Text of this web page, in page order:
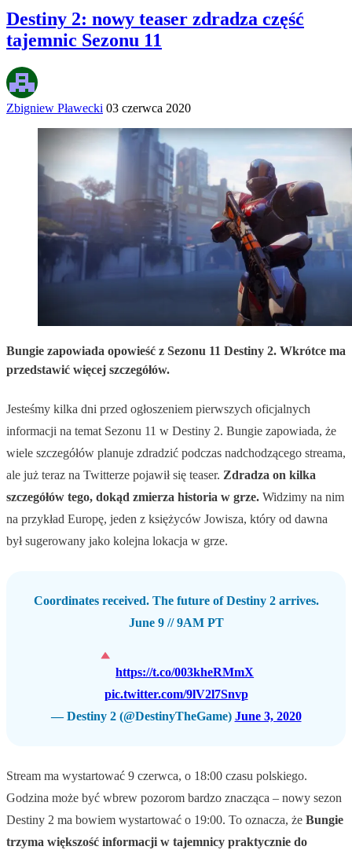
Destiny 2: nowy teaser zdradza część
tajemnic Sezonu 11
Zbigniew Pławecki 03 czerwca 2020
Bungie zapowiada opowieść z Sezonu 11 Destiny 2. Wkrótce ma
przedstawić więcej szczegółów.
Jesteśmy kilka dni przed ogłoszeniem pierwszych oficjalnych
informacji na temat Sezonu 11 w Destiny 2. Bungie zapowiada, że
wiele szczegółów planuje zdradzić podczas nadchodzącego streama,
ale już teraz na Twitterze pojawił się teaser. Zdradza on kilka
szczegółów tego, dokąd zmierza historia w grze. Widzimy na nim
na przykład Europę, jeden z księżyców Jowisza, który od dawna
był sugerowany jako kolejna lokacja w grze.
Coordinates received. The future of Destiny 2 arrives.
June 9 // 9AM PT
https://t.co/003kheRMmX
pic.twitter.com/9lV2l7Snvp
— Destiny 2 (@DestinyTheGame) June 3, 2020
Stream ma wystartować 9 czerwca, o 18:00 czasu polskiego.
Godzina może być wbrew pozorom bardzo znacząca – nowy sezon
Destiny 2 ma bowiem wystartować o 19:00. To oznacza, że Bungie
trzyma większość informacji w tajemnicy praktycznie do